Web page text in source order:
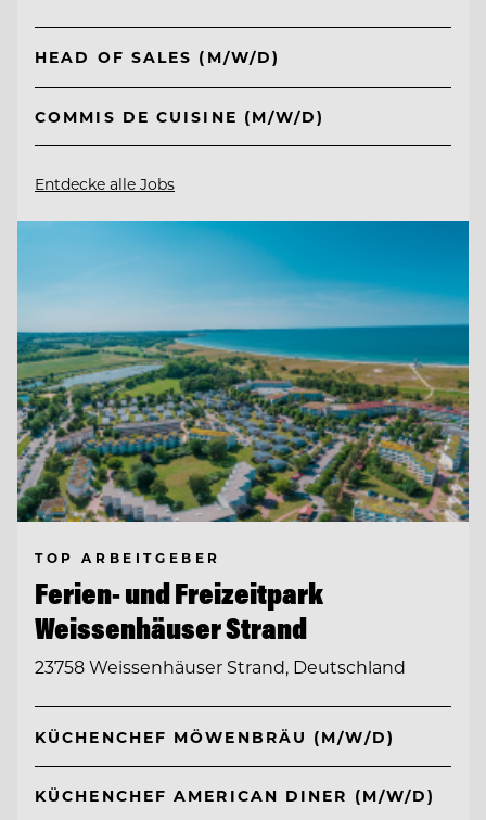
HEAD OF SALES (M/W/D)
COMMIS DE CUISINE (M/W/D)
Entdecke alle Jobs
TOP ARBEITGEBER
Ferien- und Freizeitpark
Weissenhäuser Strand
23758 Weissenhäuser Strand, Deutschland
KÜCHENCHEF MÖWENBRÄU (M/W/D)
KÜCHENCHEF AMERICAN DINER (M/W/D)